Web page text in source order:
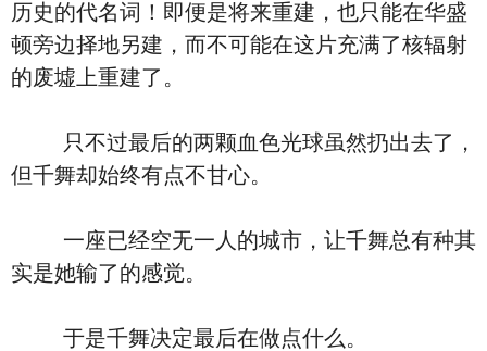
历史的代名词！即便是将来重建，也只能在华盛
顿旁边择地另建，而不可能在这片充满了核辐射
的废墟上重建了。
只不过最后的两颗血色光球虽然扔出去了，
但千舞却始终有点不甘心。
一座已经空无一人的城市，让千舞总有种其
实是她输了的感觉。
于是千舞决定最后在做点什么。